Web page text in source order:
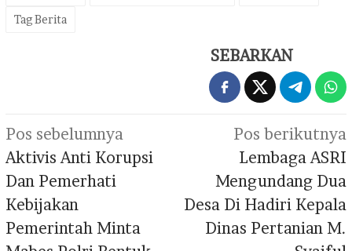
Tag Berita
SEBARKAN
Navigasi
pos
Pos sebelumnya
Aktivis Anti Korupsi
Dan Pemerhati
Kebijakan
Pemerintah Minta
Pos berikutnya
Lembaga ASRI
Mengundang Dua
Desa Di Hadiri Kepala
Dinas Pertanian M.